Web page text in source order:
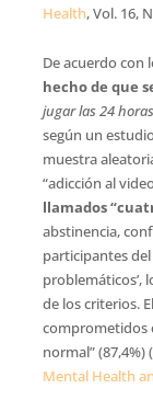
Health, Vol. 16,
De acuerdo con
hecho de que
jugar las 24
según un
muestra
“adicción al
llamados
abstinencia,
participantes
problemáticos’,
de los criterios.
comprometidos
normal” (87,4%)
Mental Health